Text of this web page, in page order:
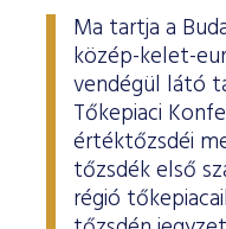
Ma tartja a
közép-kelet-
vendégül látó
Tőkepiaci
értéktőzsdéi
tőzsdék első
régió